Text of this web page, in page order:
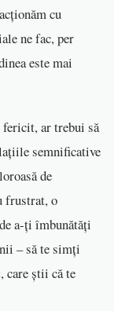
cu
ne fac, per
este mai
fericit, ar trebui să
semnificative
de
frustrat, o
a-ți îmbunătăți
– să te simți
care știi că te